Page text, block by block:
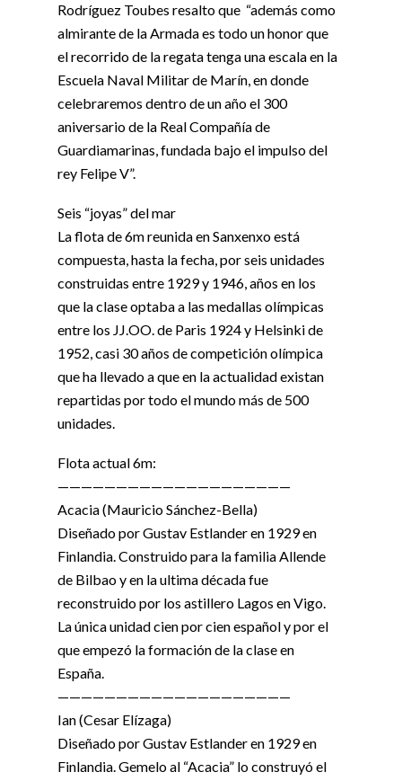
Rodríguez Toubes resalto que “además como
almirante de la Armada es todo un honor que
el recorrido de la regata tenga una escala en la
Escuela Naval Militar de Marín, en donde
celebraremos dentro de un año el 300
aniversario de la Real Compañía de
Guardiamarinas, fundada bajo el impulso del
rey Felipe V”.
Seis “joyas” del mar
La flota de 6m reunida en Sanxenxo está
compuesta, hasta la fecha, por seis unidades
construidas entre 1929 y 1946, años en los
que la clase optaba a las medallas olímpicas
entre los JJ.OO. de Paris 1924 y Helsinki de
1952, casi 30 años de competición olímpica
que ha llevado a que en la actualidad existan
repartidas por todo el mundo más de 500
unidades.
Flota actual 6m:
————————————————————
Acacia (Mauricio Sánchez-Bella)
Diseñado por Gustav Estlander en 1929 en
Finlandia. Construido para la familia Allende
de Bilbao y en la ultima década fue
reconstruido por los astillero Lagos en Vigo.
La única unidad cien por cien español y por el
que empezó la formación de la clase en
España.
————————————————————
Ian (Cesar Elízaga)
Diseñado por Gustav Estlander en 1929 en
Finlandia. Gemelo al “Acacia” lo construyó el